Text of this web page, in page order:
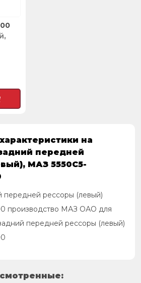
на
передней
МАЗ 5550С5-
передней рессоры (левый)
производство МАЗ ОАО для
передней рессоры (левый)